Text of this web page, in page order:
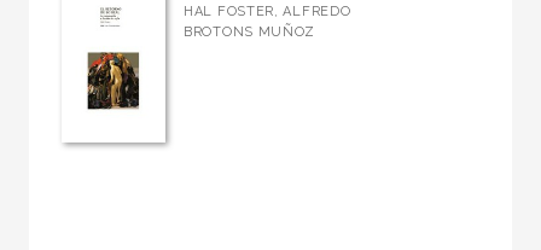
HAL FOSTER, ALFREDO
BROTONS MUÑOZ